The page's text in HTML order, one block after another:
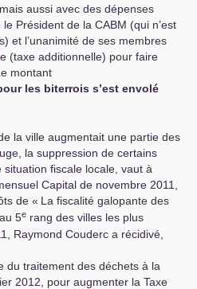
aussi avec des dépenses
Président de la CABM (qui n’est
et l’unanimité de ses membres
(taxe additionnelle) pour faire
montant
les biterrois s’est envolé
la ville augmentait une partie des
la suppression de certains
fiscale locale, vaut à
Capital de novembre 2011,
de « La fiscalité galopante des
5e rang des villes les plus
Raymond Couderc a récidivé,
du traitement des déchets à la
2012, pour augmenter la Taxe